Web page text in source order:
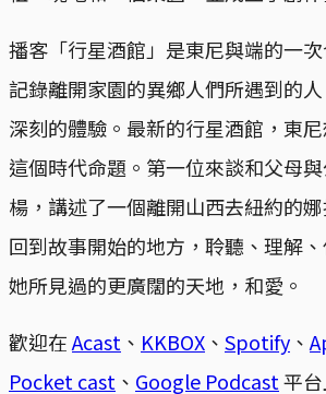
播客「行星酒館」是東尼與端的一
記錄離開家園的異鄉人們所遇到的
深刻的體驗。最新的行星酒館，東
這個時代命題。第一位來談和父母
楊，講述了一個離開山西去紐約的
回到故事開始的地方，聆聽、理解
她所見過的更廣闊的天地，和愛。
歡迎在Acast 、 KKBOX 、 Spotify 、
Pocket cast 、 Google Podcast平